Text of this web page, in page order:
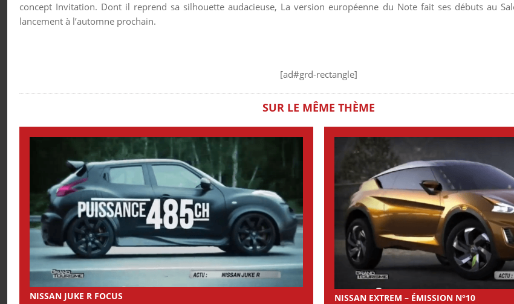
concept Invitation. Dont il reprend sa silhouette audacieuse, La version européenne du Note fait ses débuts au
lancement à l’automne prochain.
[ad#grd-rectangle]
SUR LE MÊME THÈME
NISSAN JUKE R FOCUS NISSAN EXTREM – ÉMISSION N°10